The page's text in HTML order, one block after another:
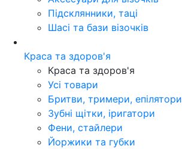
Підсклянники, таці
Шасі та бази візочків
Краса та здоров'я
Краса та здоров'я
Усі товари
Бритви, тримери, епілятори
Зубні щітки, іригатори
Фени, стайлери
Йоржики та губки